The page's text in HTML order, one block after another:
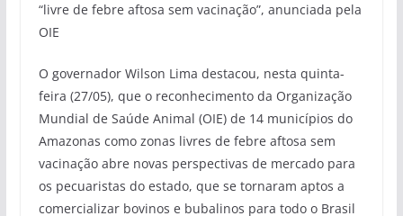
“livre de febre aftosa sem vacinação”, anunciada pela
OIE
O governador Wilson Lima destacou, nesta quinta-
feira (27/05), que o reconhecimento da Organização
Mundial de Saúde Animal (OIE) de 14 municípios do
Amazonas como zonas livres de febre aftosa sem
vacinação abre novas perspectivas de mercado para
os pecuaristas do estado, que se tornaram aptos a
comercializar bovinos e bubalinos para todo o Brasil